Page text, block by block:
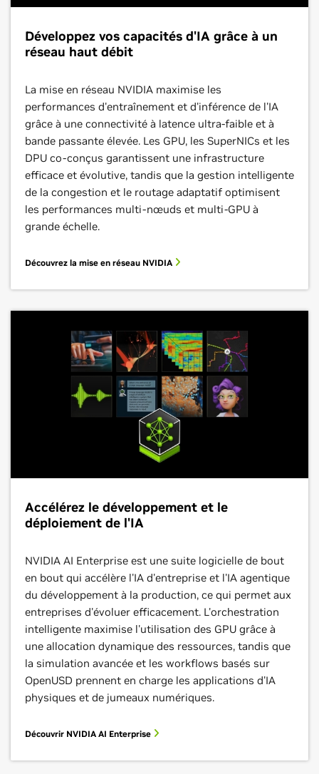
Développez vos capacités d'IA grâce à un
réseau haut débit
La mise en réseau NVIDIA maximise les
performances d'entraînement et d'inférence de l'IA
grâce à une connectivité à latence ultra-faible et à
bande passante élevée. Les GPU, les SuperNICs et les
DPU co-conçus garantissent une infrastructure
efficace et évolutive, tandis que la gestion intelligente
de la congestion et le routage adaptatif optimisent
les performances multi-nœuds et multi-GPU à
grande échelle.
Découvrez la mise en réseau NVIDIA
Accélérez le développement et le
déploiement de l'IA
NVIDIA AI Enterprise est une suite logicielle de bout
en bout qui accélère l'IA d'entreprise et l'IA agentique
du développement à la production, ce qui permet aux
entreprises d'évoluer efficacement. L'orchestration
intelligente maximise l'utilisation des GPU grâce à
une allocation dynamique des ressources, tandis que
la simulation avancée et les workflows basés sur
OpenUSD prennent en charge les applications d'IA
physiques et de jumeaux numériques.
Découvrir NVIDIA AI Enterprise